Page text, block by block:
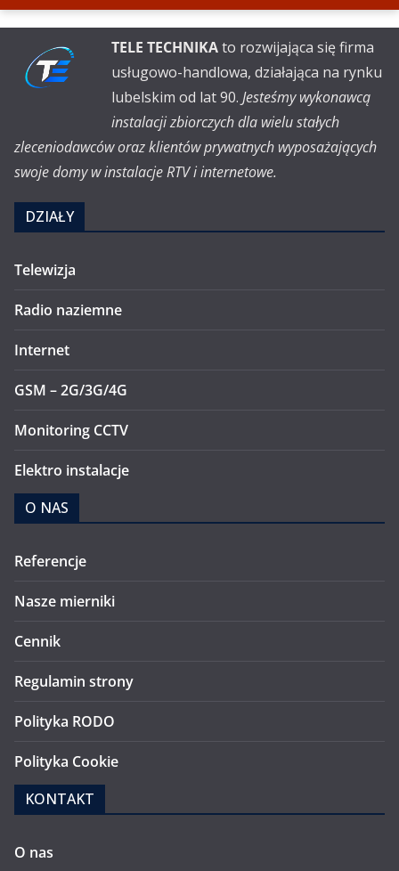
TELE TECHNIKAto rozwijająca się firma
usługowo-handlowa, działająca na rynku
lubelskim od lat 90. Jesteśmy wykonawcą
instalacji zbiorczych dla wielu stałych
zleceniodawców oraz klientów prywatnych wyposażających
swoje domy w instalacje RTV i internetowe.
DZIAŁY
Telewizja
Radio naziemne
Internet
GSM – 2G/3G/4G
Monitoring CCTV
Elektro instalacje
O NAS
Referencje
Nasze mierniki
Cennik
Regulamin strony
Polityka RODO
Polityka Cookie
KONTAKT
O nas